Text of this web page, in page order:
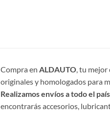
Compra en ALDAUTO, tu mejor
originales y homologados para
Realizamos envíos a todo el país
encontrarás accesorios,